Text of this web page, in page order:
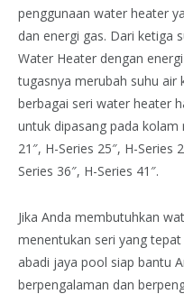
penggunaan water heater
dan energi gas. Dari ketiga
Water Heater dengan
tugasnya merubah suhu air
berbagai seri water heater
untuk dipasang pada kolam
21″, H-Series 25″, H-Series
Series 36″, H-Series 41″.
Jika Anda membutuhkan
menentukan seri yang
abadi jaya pool siap bantu
berpengalaman dan